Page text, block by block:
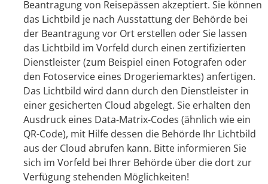
Beantragung von Reisepässen akzeptiert. Sie können
das Lichtbild je nach Ausstattung der Behörde bei
der Beantragung vor Ort erstellen oder Sie lassen
das Lichtbild im Vorfeld durch einen zertifizierten
Dienstleister (zum Beispiel einen Fotografen oder
den Fotoservice eines Drogeriemarktes) anfertigen.
Das Lichtbild wird dann durch den Dienstleister in
einer gesicherten Cloud abgelegt. Sie erhalten den
Ausdruck eines Data-Matrix-Codes (ähnlich wie ein
QR-Code), mit Hilfe dessen die Behörde Ihr Lichtbild
aus der Cloud abrufen kann. Bitte informieren Sie
sich im Vorfeld bei Ihrer Behörde über die dort zur
Verfügung stehenden Möglichkeiten!